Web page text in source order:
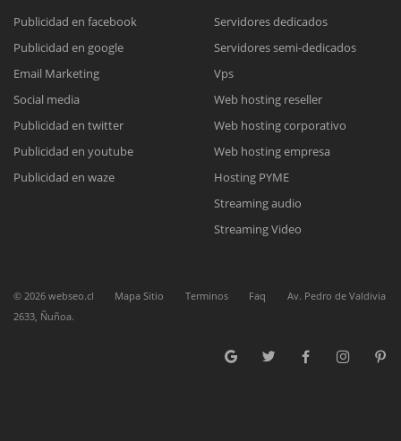
Reunión online
Nuestros ejecutivos le enviarán un correo electrónico con el enlace a
Meet para la reunión online.
Cotización
Complete el formulario y nos contactaremos a la brevedad.
Chat Online
para enviarnos un correo electrónico con sus datos personales.
Publicidad en facebook
Publicidad en google
Email Marketing
Social media
Publicidad en twitter
Publicidad en youtube
Publicidad en waze
Servidores dedicados
Servidores semi-dedicados
Vps
Web hosting reseller
Web hosting corporativo
Web hosting empresa
Hosting PYME
Streaming audio
Streaming Video
© 2026 webseo.cl Mapa Sitio Terminos Faq
Av. Pedro de Valdivia
2633, Ñuñoa.